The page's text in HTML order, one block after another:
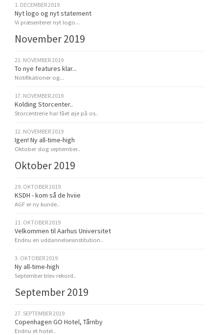
1. DECEMBER 2019
Nyt logo og nyt statement
Vi præsenterer nyt logo...
November 2019
22. NOVEMBER 2019
To nye features klar...
Notifikationer og...
17. NOVEMBER 2019
Kolding Storcenter..
Storcentrene har fået øje på os..
12. NOVEMBER 2019
Igen! Ny all-time-high
Oktober slog september..
Oktober 2019
29. OKTOBER 2019
KSDH - kom så de hviie
AGF er ny kunde..
11. OKTOBER 2019
Velkommen til Aarhus Universitet
Endnu en uddannelsesinstitution..
3. OKTOBER 2019
Ny all-time-high
September blev rekord..
September 2019
27. SEPTEMBER 2019
Copenhagen GO Hotel, Tårnby
Endnu et hotel..